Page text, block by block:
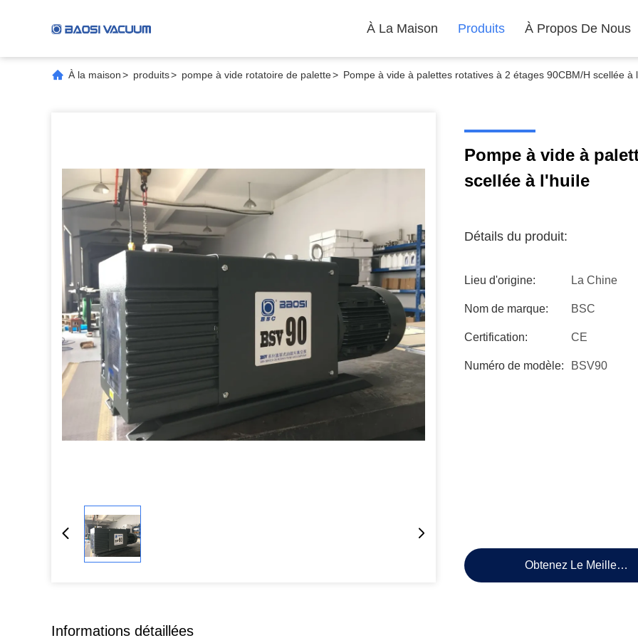
À La Maison Produits À Propos De Nous
À la maison> produits> pompe à vide rotatoire de palette> Pompe à vide à palettes rotatives à 2 étages 90CBM/H scellée à
Pompe à vide à
scellée à l'huile
Détails du produit:
Lieu d'origine: La Chine
Nom de marque: BSC
Certification: CE
Numéro de modèle: BSV90
Obtenez Le Meilleur
Informations détaillées